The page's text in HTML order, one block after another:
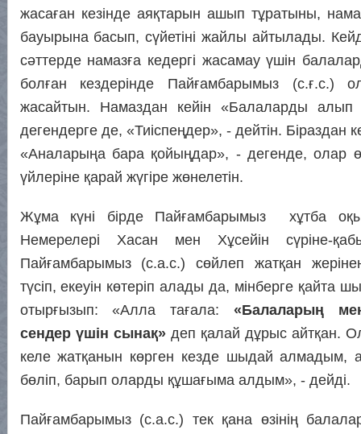
жасаған кезінде аяқтарын ашып тұратыны,
бауырына басып, сүйетіні жайлы айтылады.
сәттерде намазға кедергі жасамау үшін
болған кездерінде Пайғамбарымыз (с.ғ.с.)
жасайтын. Намаздан кейін «Балаларды алып
дегендерге де, «Тиіспеңдер», - дейтін. Біраздан
«Аналарыңа бара қойыңдар», - дегенде, олар
үйлеріне қарай жүгіре жөнелетін.
Жұма күні бірде Пайғамбарымыз хұтба
Немерелері Хасан мен Хұсейін сүріне-
Пайғамбарымыз (с.а.с.) сөйлеп жатқан
түсіп, екеуін көтеріп алады да, мінберге қайта
отырғызып: «Алла тағала: «Балаларың
сендер үшін сынақ»деп қалай дұрыс айтқан.
келе жатқанын көрген кезде шыдай алмадым,
бөліп, барып оларды құшағыма алдым», - дейді.
Пайғамбарымыз (с.а.с.) тек қана өзінің